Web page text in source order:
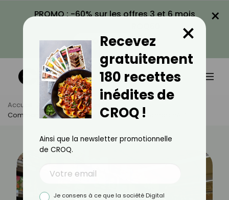
PROMO : -60% sur les offres 3 et 6 mois
VOIR LA PROMO
×
Accueil Actus
Alimentation
Comment Bien Choisir Ses Tisanes Au Supermarché ?
Recevez
gratuitement
180 recettes
inédites de
CROQ !
×
Ainsi que la newsletter promotionnelle
de CROQ.
Je consens à ce que la société Digital